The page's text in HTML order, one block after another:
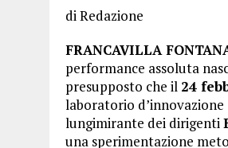
di Redazione
FRANCAVILLA
performance assoluta
presupposto che il 24
laboratorio
lungimirante dei dirigenti
una sperimentazione